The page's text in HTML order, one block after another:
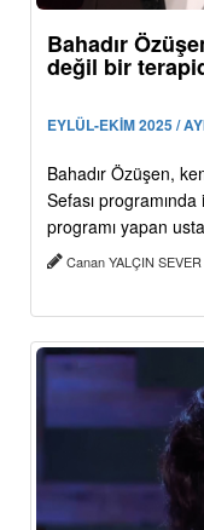
Bahadır
değil bir
EYLÜL-EKİM 2025 /
Bahadır Özüşen,
Sefası
programı yapan
Canan YALÇIN SEVER